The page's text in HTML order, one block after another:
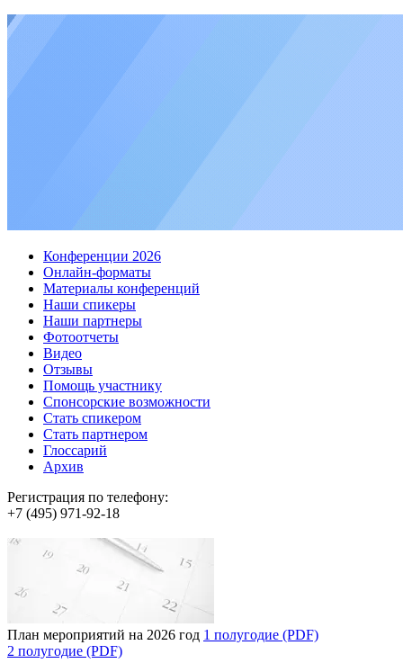
Конференции 2026
Онлайн-форматы
Материалы конференций
Наши спикеры
Наши партнеры
Фотоотчеты
Видео
Отзывы
Помощь участнику
Спонсорские возможности
Стать спикером
Стать партнером
Глоссарий
Архив
Регистрация по телефону:
+7 (495) 971-92-18
План мероприятий на 2026 год 1 полугодие (PDF)
2 полугодие (PDF)